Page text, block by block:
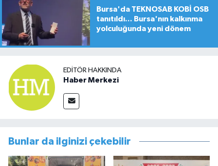
Bursa'da TEKNOSAB KOBİ OSB
tanıtıldı... Bursa'nın kalkınma
yolculuğunda yeni dönem
EDITÖR HAKKINDA
Haber Merkezi
Bunlar da ilginizi çekebilir